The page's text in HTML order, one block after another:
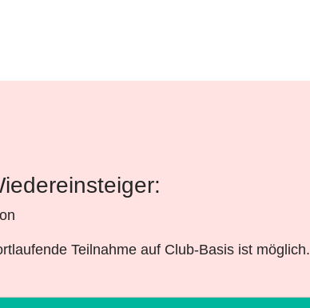
Teilnahme auf Club-Basis ist möglich.